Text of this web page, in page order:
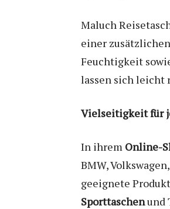
Maluch
einer
Feuchtigkeit
lassen sich leicht
Vielseitigkeit für
In ihrem Online-
BMW,
geeignete
Sporttaschenund